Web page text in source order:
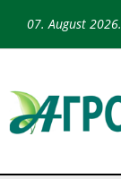
07. August 2026.